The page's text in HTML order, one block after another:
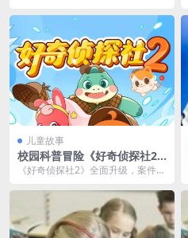
朋友问我，米小圈，...
儿童故事
校园科普冒险《好奇侦探社2·
冰川怪客篇》MP3免费打包
《好奇侦探社2》全面升级，案件更
一股冰冷势力...